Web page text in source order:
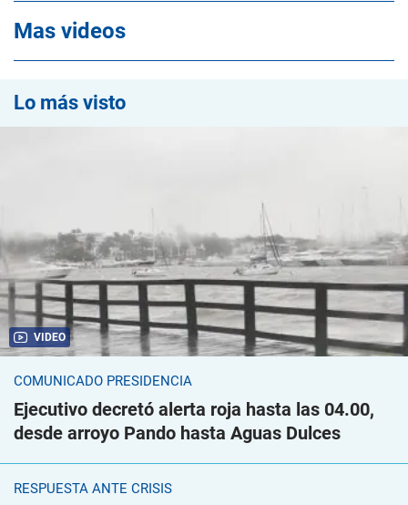
Mas videos
Lo más visto
VIDEO
COMUNICADO PRESIDENCIA
Ejecutivo decretó alerta roja hasta las 04.00,
desde arroyo Pando hasta Aguas Dulces
RESPUESTA ANTE CRISIS